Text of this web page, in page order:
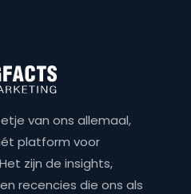
van ons allemaal,
platform voor
zijn de insights,
recencies die ons als